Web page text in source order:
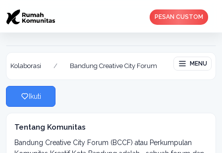
PESAN CUSTOM
Bandung Creative City Forum
Aktif: 05 Feb 2019
Kolaborasi / Bandung Creative City Forum MENU
Ikuti
Tentang Komunitas
Bandung Creative City Forum (BCCF) atau Perkumpulan